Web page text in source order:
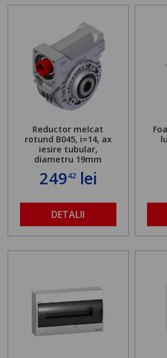
Reductor melcat
rotund B045, i=14, ax
iesire tubular,
diametru 19mm
24942lei
DETALII